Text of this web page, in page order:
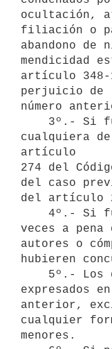
ocultación,
filiación o
abandono de
mendicidad
artículo
perjuicio de
número
cualquiera
artículo
274 del
del caso
del artículo
veces a pena
autores o
hubieren
expresados
anterior,
cualquier
menores.